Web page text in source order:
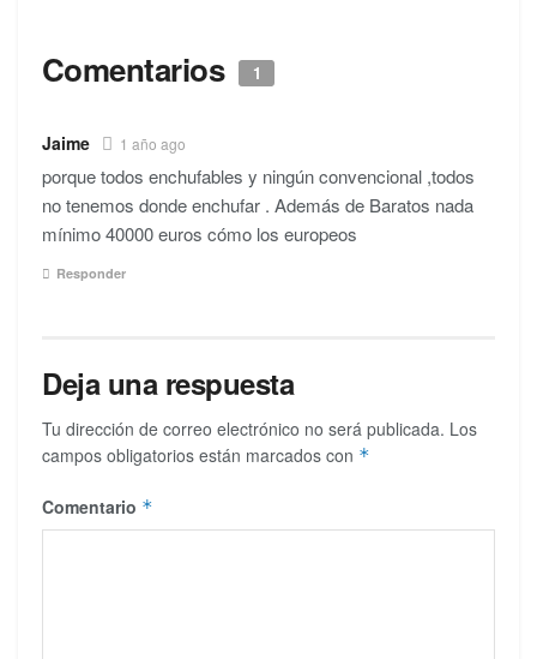
Comentarios 1
Jaime 1 año ago
porque todos enchufables y ningún convencional ,todos
no tenemos donde enchufar . Además de Baratos nada
mínimo 40000 euros cómo los europeos
Responder
Deja una respuesta
Tu dirección de correo electrónico no será publicada. Los
campos obligatorios están marcados con *
Comentario *